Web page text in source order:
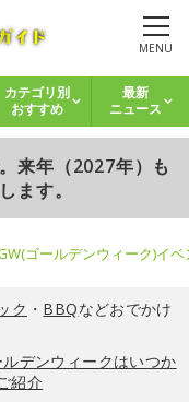
MENU
カテゴリ別
おすすめ
最新
ニュース
来年（2027年）も
ます。
ゴールデンウィーク)イ
ク ・ BBQなどおでかけ
デンウィークはいつか
紹介